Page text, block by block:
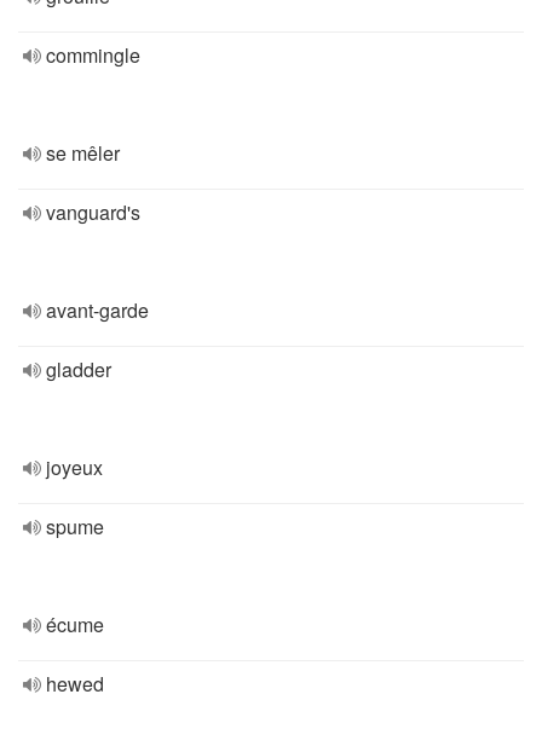
commingle
se mêler
vanguard's
avant-garde
gladder
joyeux
spume
écume
hewed